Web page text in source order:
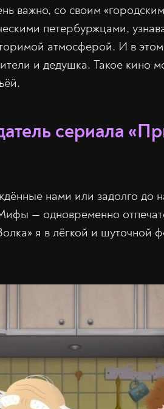
важно, со своим
петербуржцами,
атмосферой. И в
и дедушка. Такое кино
сериала
нами или задолго до
— одновременно
я в лёгкой и шуточной